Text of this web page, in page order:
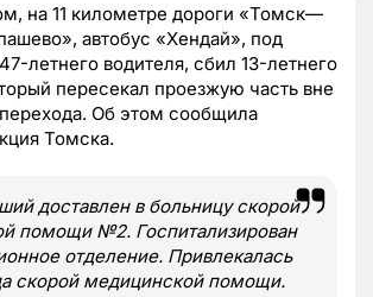
на 11 километре дороги «Томск—
автобус «Хендай», под
летнего водителя, сбил 13-летнего
пересекал проезжую часть вне
Об этом сообщила
Томска.
доставлен в больницу скорой
помощи №2. Госпитализирован
отделение. Привлекалась
скорой медицинской помощи.